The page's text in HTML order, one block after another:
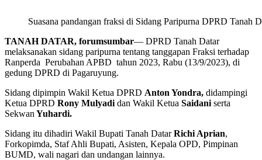
Suasana pandangan fraksi di Sidang Paripurna DPRD Tanah
TANAH DATAR, forumsumbar— DPRD Tanah Datar
melaksanakan sidang paripurna tentang tanggapan Fraksi terhadap
Ranperda Perubahan APBD tahun 2023, Rabu (13/9/2023), di
gedung DPRD di Pagaruyung.
Sidang dipimpin Wakil Ketua DPRD Anton Yondra, didampingi
Ketua DPRD Rony Mulyadi dan Wakil Ketua Saidani serta
Sekwan Yuhardi.
Sidang itu dihadiri Wakil Bupati Tanah DatarRichi Aprian,
Forkopimda, Staf Ahli Bupati, Asisten, Kepala OPD, Pimpinan
BUMD, wali nagari dan undangan lainnya.